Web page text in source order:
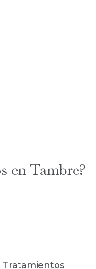
en Tambre?
Tratamientos